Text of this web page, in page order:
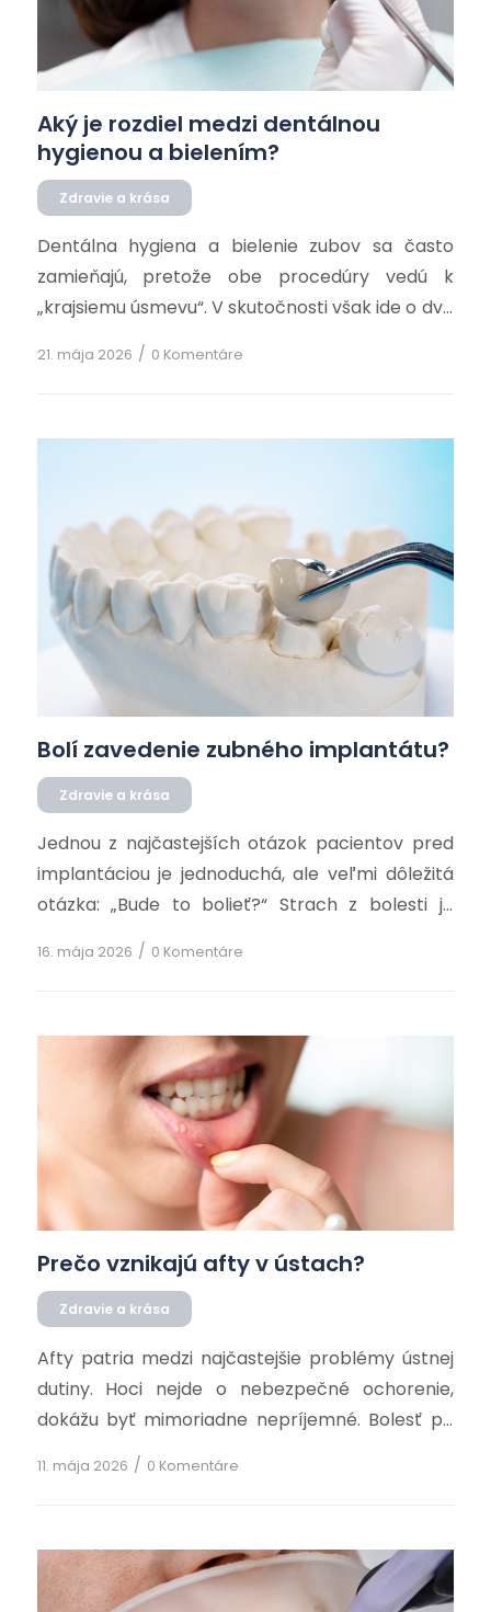
Zdravie a krása
Aký je rozdiel medzi dentálnou
hygienou a bielením?
Dentálna hygiena a bielenie zubov sa často
zamieňajú, pretože obe procedúry vedú k
„krajsiemu úsmevu“. V skutočnosti však ide o dve
úplne odlišné ošetrenia s rozdielnym cieľom,
priebehom aj výsledkom…
21. mája 2026 / 0 Komentáre
Zdravie a krása
Bolí zavedenie zubného implantátu?
Jednou z najčastejších otázok pacientov pred
implantáciou je jednoduchá, ale veľmi dôležitá
otázka: „Bude to bolieť?“ Strach z bolesti je
úplne prirodzený. Predstava vŕtania do čeľuste
či chirurgického zákroku môže u mnohých ľudí
16. mája 2026 / 0 Komentáre
Zdravie a krása
Prečo vznikajú afty v ústach?
Afty patria medzi najčastejšie problémy ústnej
dutiny. Hoci nejde o nebezpečné ochorenie,
dokážu byť mimoriadne nepríjemné. Bolesť pri
jedení, rozprávaní či čistení zubov môže
výrazne zhoršiť každodenný komfort…
11. mája 2026 / 0 Komentáre